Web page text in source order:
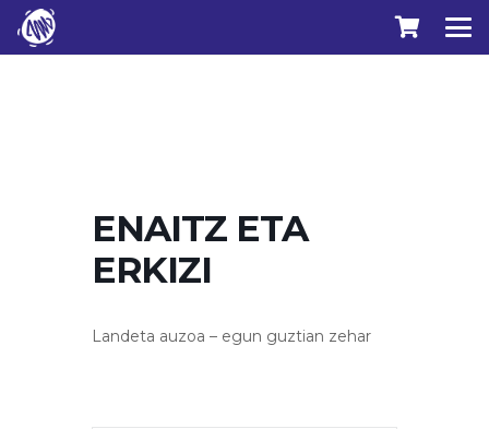
ENAITZ ETA
ERKIZI
Landeta auzoa – egun guztian zehar